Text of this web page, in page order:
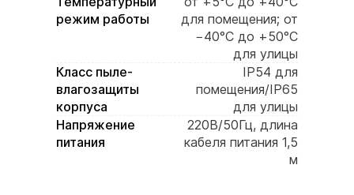
режим работы
для помещения; от
−40°C до +50°C
для улицы
Класс пыле-
влагозащиты
корпуса
IP54 для
помещения/IP65
для улицы
Напряжение
питания
220В/50Гц, длина
кабеля питания 1,5
м